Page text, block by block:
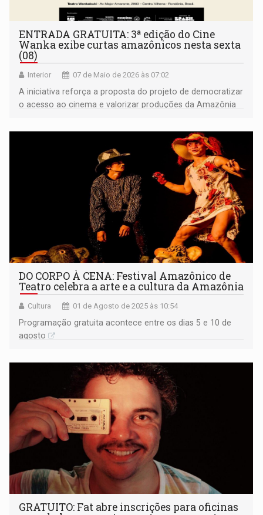
ENTRADA GRATUITA: 3ª edição do Cine
Wanka exibe curtas amazônicos nesta sexta
(08)
Interior 07 de Maio de 2026 às 07:02
A iniciativa reforça a proposta do projeto de democratizar
o acesso ao cinema e valorizar produções da Amazônia
DO CORPO À CENA: Festival Amazônico de
Teatro celebra a arte e a cultura da Amazônia
Cultura 01 de Agosto de 2025 às 10:54
Programação gratuita acontece entre os dias 5 e 10 de
agosto
GRATUITO: Fat abre inscrições para oficinas